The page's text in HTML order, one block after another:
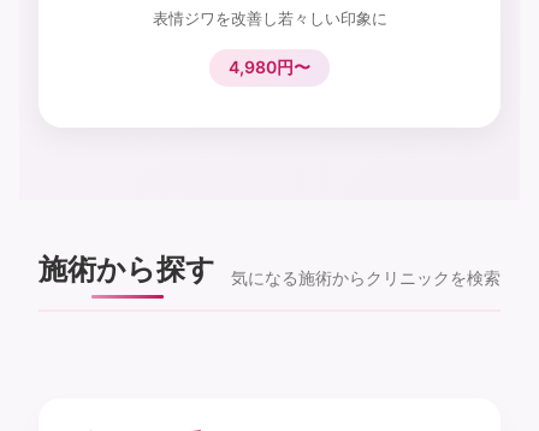
表情ジワを改善し若々しい印象に
4,980円〜
施術から探す 気になる施術からクリニックを検索